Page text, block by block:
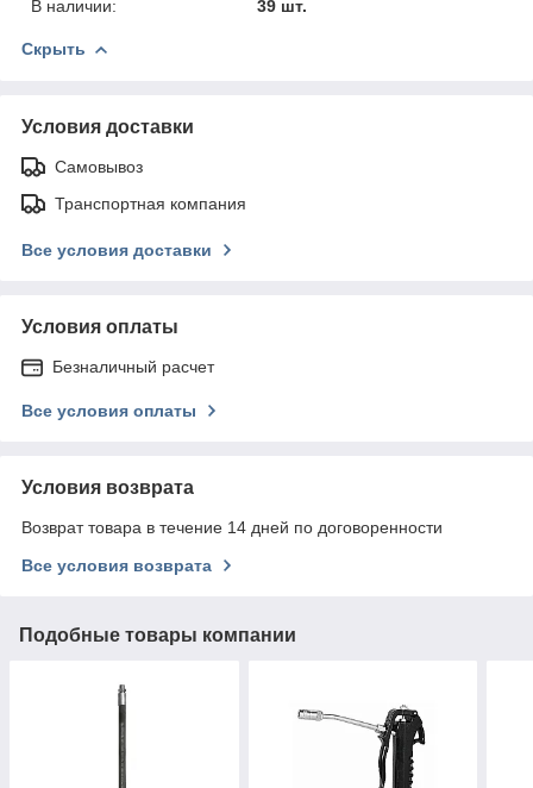
В наличии:
39 шт.
Скрыть
Условия доставки
Самовывоз
Транспортная компания
Все условия доставки
Условия оплаты
Безналичный расчет
Все условия оплаты
Условия возврата
Возврат товара в течение 14 дней по договоренности
Все условия возврата
Подобные товары компании